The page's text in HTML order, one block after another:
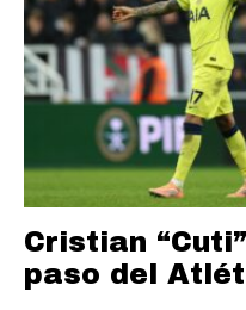
Cristian
paso del